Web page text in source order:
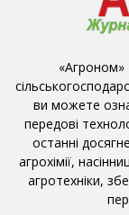
ви можете
передові
останні
агрохімії,
агротехніки,